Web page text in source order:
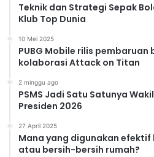
Teknik dan Strategi Sepak
Klub Top Dunia
10 Mei 2025
PUBG Mobile rilis
kolaborasi Attack on Titan
2 minggu ago
PSMS Jadi Satu Satunya
Presiden 2026
27 April 2025
Mana yang digunakan
atau bersih-bersih rumah?